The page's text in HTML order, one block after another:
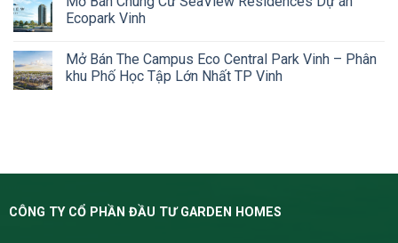
Ecopark Vinh
Mở Bán The Campus Eco Central Park Vinh – Phân
khu Phố Học Tập Lớn Nhất TP Vinh
CÔNG TY CỔ PHẦN ĐẦU TƯ GARDEN HOMES